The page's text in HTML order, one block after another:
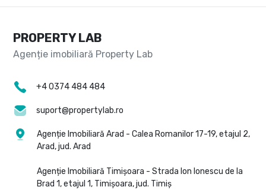
PROPERTY LAB
+4 0374 484 484
suport@propertylab.ro
Agenție Imobiliară Arad - Calea Romanilor 17-19, etajul 2,
Arad, jud. Arad
Agenție Imobiliară Timișoara - Strada Ion Ionescu de la
Brad 1, etajul 1, Timișoara, jud. Timiș